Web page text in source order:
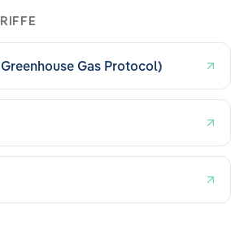
Gas Protocol)